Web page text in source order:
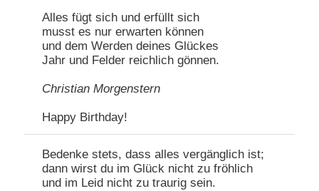
Alles fügt sich und erfüllt sich
musst es nur erwarten können
und dem Werden deines Glückes
Jahr und Felder reichlich gönnen.
Christian Morgenstern
Happy Birthday!
Bedenke stets, dass alles vergänglich ist;
dann wirst du im Glück nicht zu fröhlich
und im Leid nicht zu traurig sein.